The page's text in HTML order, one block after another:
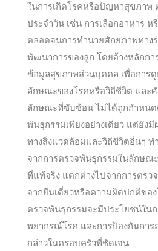
ในการเกิดโรคหรือปัญหาสุขภาพ
ประจำวัน เช่น การเลือกอาหาร ห
ตลอดจนการทำนายศักยภาพทาง
พัฒนาการของลูก โดยอ้างหลักกา
ข้อมูลสุขภาพส่วนบุคคล เพื่อการ
ลักษณะของโรคหรือวิถีชีวิต และ
ลักษณะที่ซับซ้อน ไม่ได้ถูกกำหน
พันธุกรรมเพียงอย่างเดียว แต่ยัง
ทางสิ่งแวดล้อมและวิถีชีวิตอื่นๆ ท
จากการตรวจพันธุกรรมในลักษณ
ที่แท้จริง แตกต่างไปจากการตรว
จากยีนเดี่ยวหรือความผิดปกติขอ
ตรวจพันธุกรรมจะมีประโยชน์ใน
พยากรณ์โรค และการป้องกันกา
กล่าวในครอบครัวที่ชัดเจน